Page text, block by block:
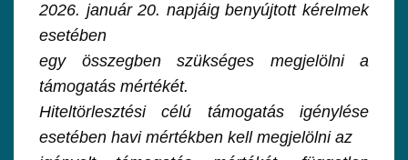
2026. január 20. napjáig benyújtott kérelmek
esetében
egy összegben szükséges megjelölni a
támogatás mértékét.
Hiteltörlesztési célú támogatás igénylése
esetében havi mértékben kell megjelölni az